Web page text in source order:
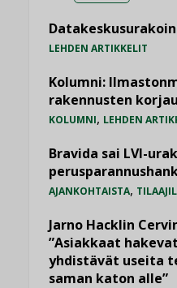
LEHDEN ARTIKKELIT
Kolumni:
rakennusten
KOLUMNI, LEHDEN
Bravida sai LVI-
AJANKOHTAISTA,
Jarno Hacklin
”Asiakkaat
yhdistävät useita
saman katon alle”